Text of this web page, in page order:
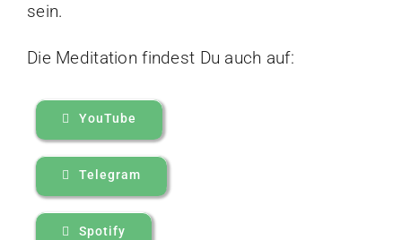
sein.
Die Meditation findest Du auch auf:
YouTube
Telegram
Spotify